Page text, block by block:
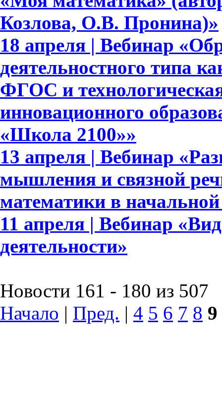
Козлова, О.В. Пронина)»
18 апреля | Вебинар
деятельностного типа
ФГОС и
инновационного
«Школа 2100»»
13 апреля | Вебинар
мышления и связной
математики в
11 апреля | Вебинар
деятельности»
Новости 161 - 180 из 507
Начало | Пред. | 4 5 6 7 8 9